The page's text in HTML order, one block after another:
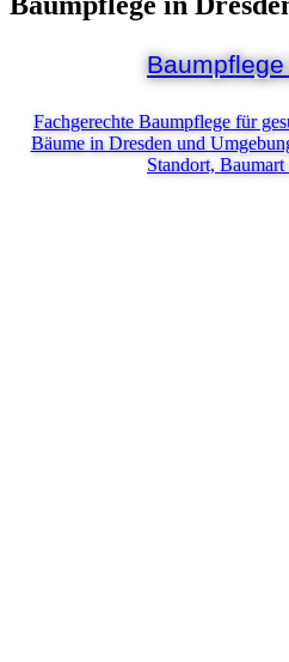
Fachgerechte Baumpflege für
Bäume in Dresden und
Standort,